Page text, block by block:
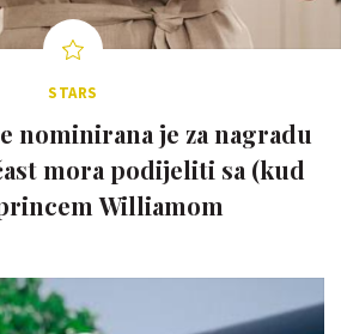
STARS
nominirana je za nagradu
mora podijeliti sa (kud
Williamom